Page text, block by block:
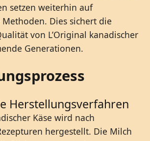
setzen weiterhin auf
Dies sichert die
von L’Original kanadischer
Generationen.
Herstellungsverfahren
Käse wird nach
hergestellt. Die Milch